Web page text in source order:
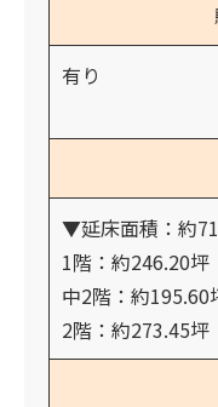
有り
▼延床面積：約
1階：約246.20坪
中2階：約195.60
2階：約273.45坪